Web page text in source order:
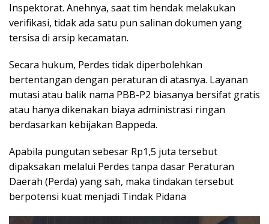
Inspektorat. Anehnya, saat tim hendak melakukan
verifikasi, tidak ada satu pun salinan dokumen yang
tersisa di arsip kecamatan.
Secara hukum, Perdes tidak diperbolehkan
bertentangan dengan peraturan di atasnya. Layanan
mutasi atau balik nama PBB-P2 biasanya bersifat gratis
atau hanya dikenakan biaya administrasi ringan
berdasarkan kebijakan Bappeda.
Apabila pungutan sebesar Rp1,5 juta tersebut
dipaksakan melalui Perdes tanpa dasar Peraturan
Daerah (Perda) yang sah, maka tindakan tersebut
berpotensi kuat menjadi Tindak Pidana